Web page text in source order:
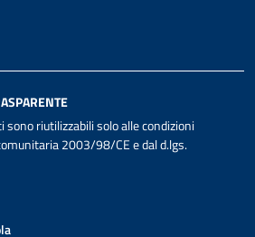
sono riutilizzabili solo alle condizioni
2003/98/CE e dal d.lgs.